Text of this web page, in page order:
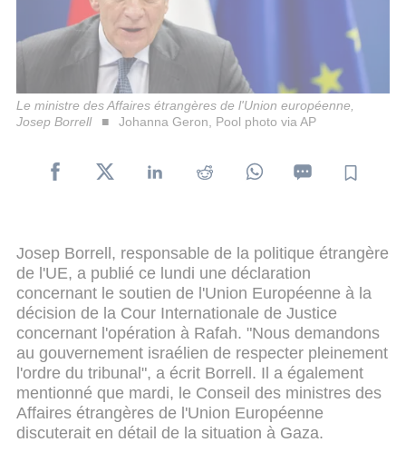
Le ministre des Affaires étrangères de l'Union européenne,
Josep Borrell
Johanna Geron, Pool photo via AP
Josep Borrell, responsable de la politique étrangère
de l'UE, a publié ce lundi une déclaration
concernant le soutien de l'Union Européenne à la
décision de la Cour Internationale de Justice
concernant l'opération à Rafah. "Nous demandons
au gouvernement israélien de respecter pleinement
l'ordre du tribunal", a écrit Borrell. Il a également
mentionné que mardi, le Conseil des ministres des
Affaires étrangères de l'Union Européenne
discuterait en détail de la situation à Gaza.